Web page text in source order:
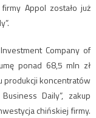
Appol zostało już
Company of
ponad 68,5 mln zł
produkcji koncentratów
Daily”, zakup
chińskiej firmy.